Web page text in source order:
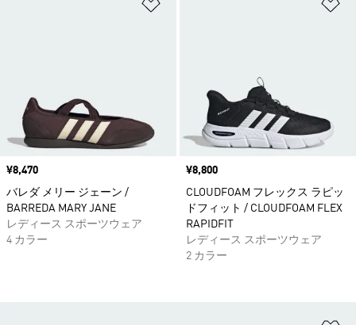
価格
¥8,470
バレダ メリー ジェーン /
BARREDA MARY JANE
レディース スポーツウェア
4 カラー
価格
¥8,800
CLOUDFOAM フレックス ラピッ
ドフィット / CLOUDFOAM FLEX
RAPIDFIT
レディース スポーツウェア
2 カラー